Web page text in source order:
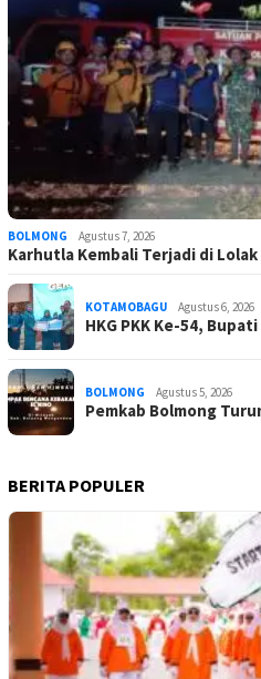
BOLMONG Agustus 7, 2026
Karhutla Kembali Terjadi di
KOTAMOBAGU Agustus 6, 2026
HKG PKK Ke-54,
BOLMONG Agustus 5, 2026
Pemkab Bolmong
BERITA POPULER